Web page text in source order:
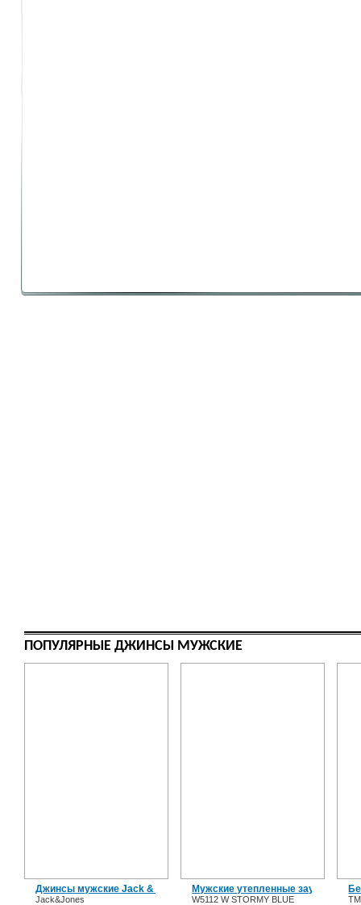
ПОПУЛЯРНЫЕ ДЖИНСЫ МУЖСКИЕ
Джинсы мужские Jack & Jones
Jack&Jones
Мужские утепленные зауженные
W5112 W STORMY BLUE